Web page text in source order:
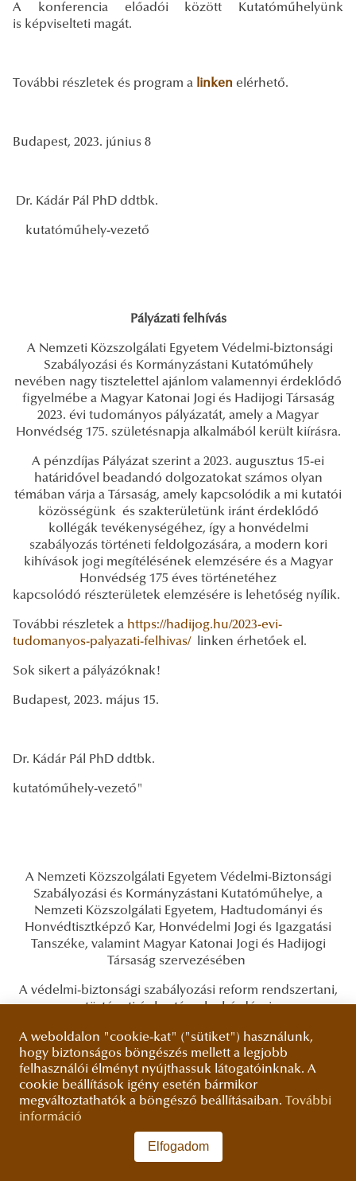
A konferencia előadói között Kutatóműhelyünk
is képviselteti magát.
További részletek és program a linken elérhető.
Budapest, 2023. június 8
Dr. Kádár Pál PhD ddtbk.
kutatóműhely-vezető
Pályázati felhívás
A Nemzeti Közszolgálati Egyetem Védelmi-biztonsági
Szabályozási és Kormányzástani Kutatóműhely
nevében nagy tisztelettel ajánlom valamennyi érdeklődő
figyelmébe a Magyar Katonai Jogi és Hadijogi Társaság
2023. évi tudományos pályázatát, amely a Magyar
Honvédség 175. születésnapja alkalmából került kiírásra.
A pénzdíjas Pályázat szerint a 2023. augusztus 15-ei
határidővel beadandó dolgozatokat számos olyan
témában várja a Társaság, amely kapcsolódik a mi kutatói
közösségünk és szakterületünk iránt érdeklődő
kollégák tevékenységéhez, így a honvédelmi
szabályozás történeti feldolgozására, a modern kori
kihívások jogi megítélésének elemzésére és a Magyar
Honvédség 175 éves történetéhez
kapcsolódó részterületek elemzésére is lehetőség nyílik.
További részletek a https://hadijog.hu/2023-evi-
tudomanyos-palyazati-felhivas/ linken érhetőek el.
Sok sikert a pályázóknak!
Budapest, 2023. május 15.
Dr. Kádár Pál PhD ddtbk.
kutatóműhely-vezető"
A Nemzeti Közszolgálati Egyetem Védelmi-Biztonsági
Szabályozási és Kormányzástani Kutatóműhelye, a
Nemzeti Közszolgálati Egyetem, Hadtudományi és
Honvédtisztképző Kar, Honvédelmi Jogi és Igazgatási
Tanszéke, valamint Magyar Katonai Jogi és Hadijogi
Társaság szervezésében
A védelmi-biztonsági szabályozási reform rendszertani,
történeti és kortárs alapkérdései
címmel
szakmai műhelykonferencia kerül megrendezésre.
A rendezvény a Nemzeti Közszolgálati Egyetem TKP2021-
NVA-16 azonosító számú projektje keretében, az
Innovációs és Technológiai Minisztérium Nemzeti
Kutatási Fejlesztési és Innovációs Alapból nyújtott
támogatásával valósul meg.
A weboldalon "cookie-kat" ("sütiket") használunk,
hogy biztonságos böngészés mellett a legjobb
felhasználói élményt nyújthassuk látogatóinknak. A
cookie beállítások igény esetén bármikor
megváltoztathatók a böngésző beállításaiban. További
információ
Elfogadom